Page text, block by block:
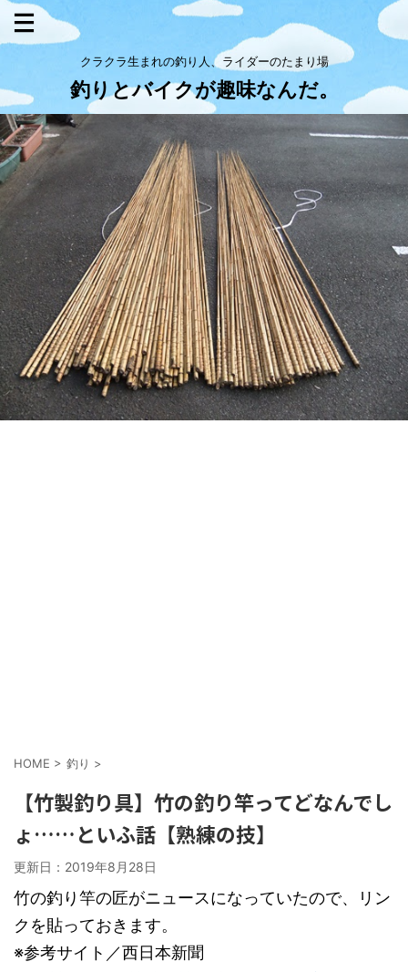
クラクラ生まれの釣り人、ライダーのたまり場
釣りとバイクが趣味なんだ。
HOME > 釣り >
【竹製釣り具】竹の釣り竿ってどなんでし
ょ……といふ話【熟練の技】
更新日： 2019年8月28日
竹の釣り竿の匠がニュースになっていたので、リン
クを貼っておきます。
※参考サイト／西日本新聞